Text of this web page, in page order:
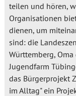
teilen und hören,
Organisationen
dienen, um
sind: die
Württemberg,
Jugendfarm
das Bürgerprojekt
im Alltag" ein